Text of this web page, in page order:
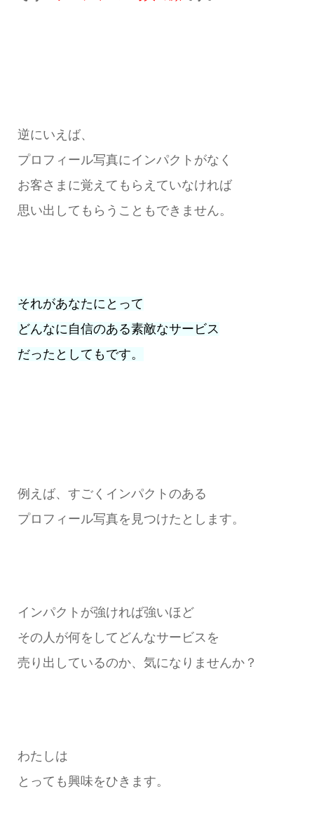
逆にいえば、
プロフィール写真にインパクトがなく
お客さまに覚えてもらえていなければ
思い出してもらうこともできません。
それがあなたにとって
どんなに自信のある素敵なサービス
だったとしてもです。
例えば、すごくインパクトのある
プロフィール写真を見つけたとします。
インパクトが強ければ強いほど
その人が何をしてどんなサービスを
売り出しているのか、気になりませんか？
わたしは
とっても興味をひきます。